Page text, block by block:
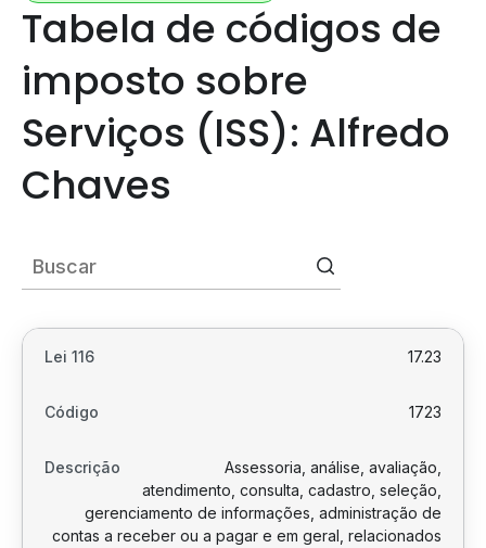
Tabela de códigos de
imposto sobre
Serviços (ISS): Alfredo
Chaves
17.23
1723
Assessoria, análise, avaliação,
atendimento, consulta, cadastro, seleção,
gerenciamento de informações, administração de
contas a receber ou a pagar e em geral, relacionados